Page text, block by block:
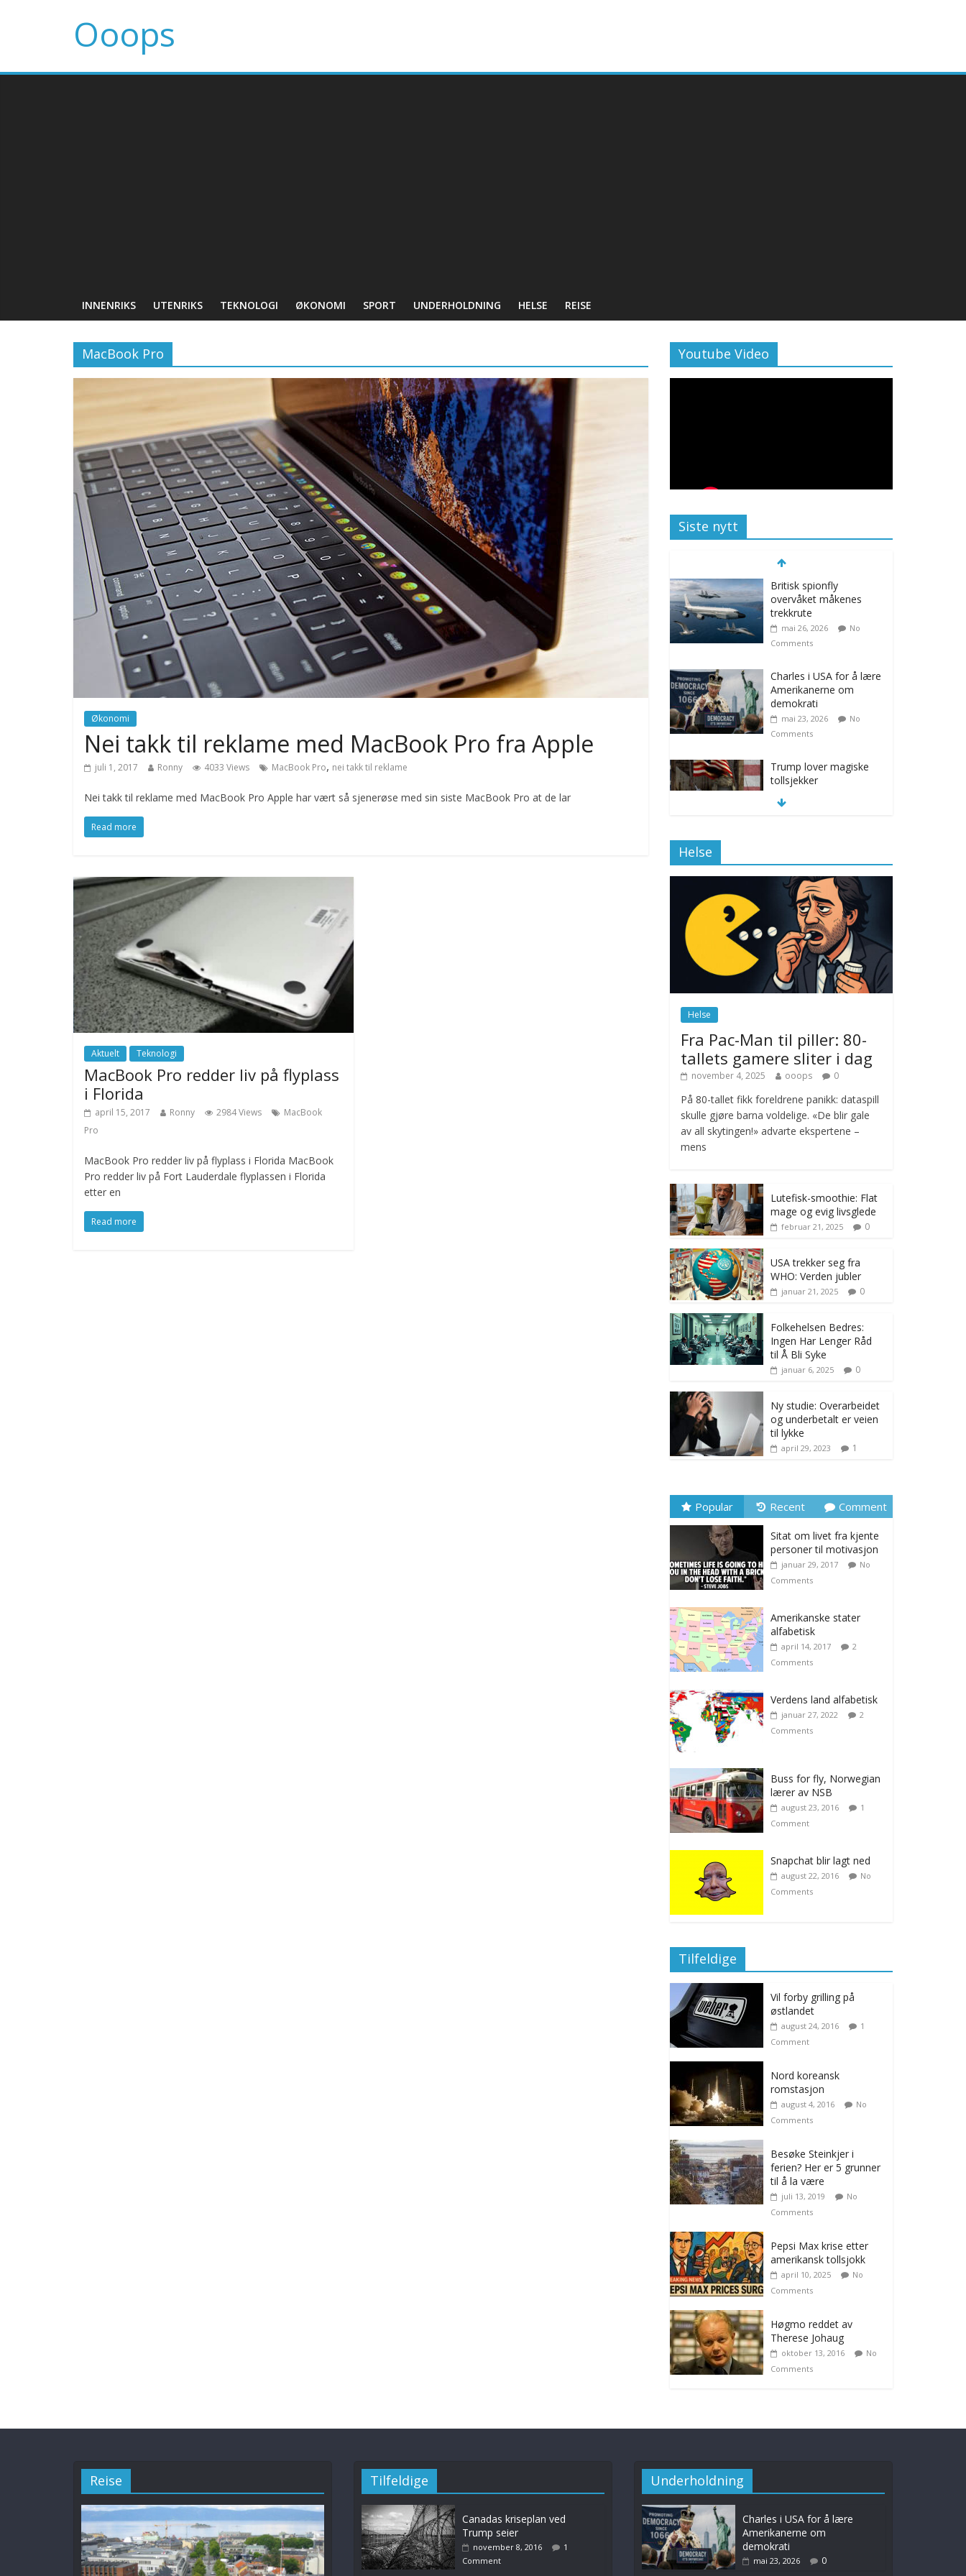
Ooops
INNENRIKS UTENRIKS TEKNOLOGI ØKONOMI SPORT UNDERHOLDNING HELSE REISE
MacBook Pro
Økonomi
Nei takk til reklame med MacBook Pro fra Apple
juli 1, 2017 Ronny 4033 Views MacBook Pro, nei takk til reklame
Nei takk til reklame med MacBook Pro Apple har vært så sjenerøse med sin siste MacBook Pro at de lar
Read more
Aktuelt Teknologi
MacBook Pro redder liv på flyplass
i Florida
april 15, 2017 Ronny 2984 Views
MacBook
Pro
MacBook Pro redder liv på flyplass i Florida MacBook
Pro redder liv på Fort Lauderdale flyplassen i Florida
etter en
Read more
Youtube Video
Siste nytt
Britisk spionfly
overvåket måkenes
trekkrute
mai 26, 2026
No
Comments
Charles i USA for å lære
Amerikanerne om
demokrati
mai 23, 2026
No
Comments
Trump lover magiske
tollsjekker
No Comments
klimakrisen i Norge
november 12, 2025
No Comments
Drone stopper
flytrafikken i Stockholm,
ekspert mistenker MDG
november 6, 2025
No Comments
nullvisjon for nedbør
juni 23, 2026
No
Comments
Helse
Helse
Fra Pac-Man til piller: 80-
tallets gamere sliter i dag
november 4, 2025 ooops 0
På 80-tallet fikk foreldrene panikk: dataspill
skulle gjøre barna voldelige. «De blir gale
av all skytingen!» advarte ekspertene –
mens
Lutefisk-smoothie: Flat
mage og evig livsglede
februar 21, 2025 0
USA trekker seg fra
WHO: Verden jubler
januar 21, 2025 0
Folkehelsen Bedres:
Ingen Har Lenger Råd
til Å Bli Syke
januar 6, 2025 0
Ny studie: Overarbeidet
og underbetalt er veien
til lykke
april 29, 2023 1
Popular Recent Comment
Sitat om livet fra kjente
personer til motivasjon
januar 29, 2017
No
Comments
Amerikanske stater
alfabetisk
april 14, 2017
2
Comments
Verdens land alfabetisk
januar 27, 2022
2
Comments
Buss for fly, Norwegian
lærer av NSB
august 23, 2016
1
Comment
Snapchat blir lagt ned
august 22, 2016
No
Comments
Tilfeldige
Vil forby grilling på
østlandet
august 24, 2016
1
Comment
Nord koreansk
romstasjon
august 4, 2016
No
Comments
Besøke Steinkjer i
ferien? Her er 5 grunner
til å la være
juli 13, 2019
No
Comments
Pepsi Max krise etter
amerikansk tollsjokk
april 10, 2025
No
Comments
Høgmo reddet av
Therese Johaug
oktober 13, 2016
No
Comments
Reise Tilfeldige
Canadas kriseplan ved
Trump seier
november 8, 2016
1
Comment
Underholdning
Charles i USA for å lære
Amerikanerne om
demokrati
mai 23, 2026 0